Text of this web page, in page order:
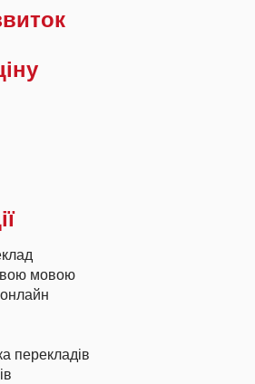
мовою
перекладів